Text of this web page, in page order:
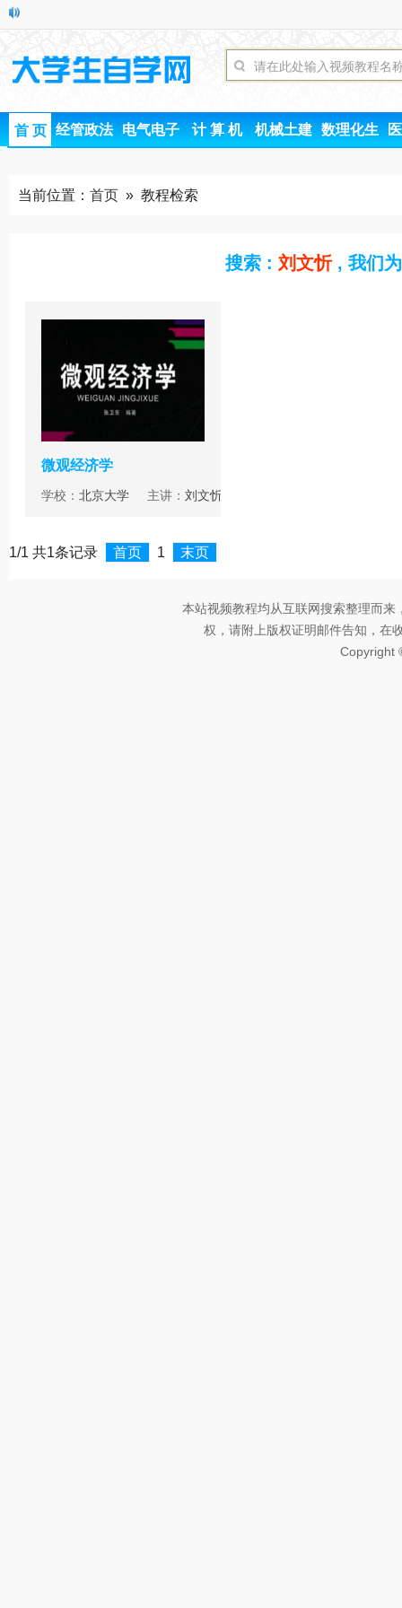
首 页 经管政法 电气电子 计 算 机 机械土建 数理化生
当前位置： 首页 » 教程检索
搜索 : 刘文忻 , 我们
微观经济学
学校： 北京大学 主讲： 刘文忻
1/1 共1条记录 首页 1 末页
本站视频教程均从互联网搜索整理而
权，请附上版权证明邮件告知，在
Copyright